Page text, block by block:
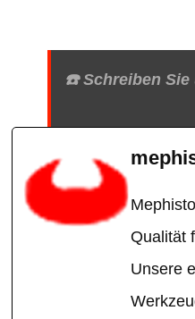
☎️ Schreiben Sie
Qualität
Unsere